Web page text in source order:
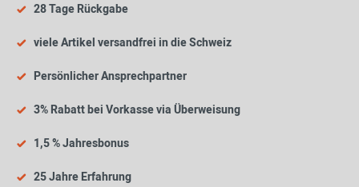
28 Tage Rückgabe
viele Artikel versandfrei in die Schweiz
Persönlicher Ansprechpartner
3% Rabatt bei Vorkasse via Überweisung
1,5 % Jahresbonus
25 Jahre Erfahrung